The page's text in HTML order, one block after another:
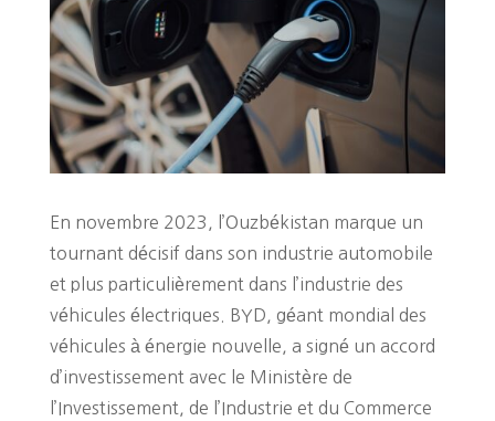
En novembre 2023, l’Ouzbékistan marque un
tournant décisif dans son industrie automobile
et plus particulièrement dans l’industrie des
véhicules électriques. BYD, géant mondial des
véhicules à énergie nouvelle, a signé un accord
d’investissement avec le Ministère de
l’Investissement, de l’Industrie et du Commerce